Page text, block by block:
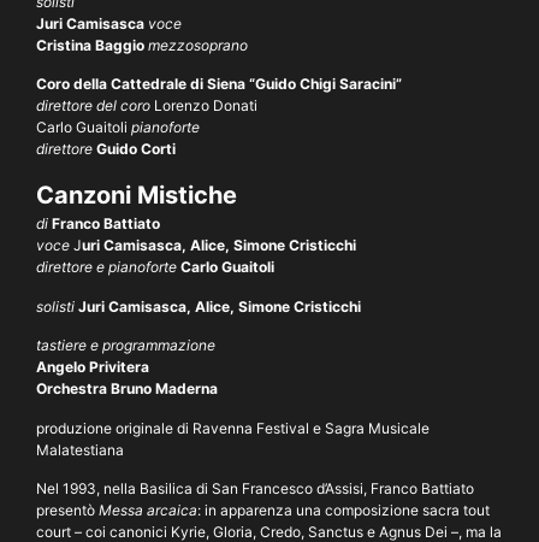
Juri Camisasca voce
Cristina Baggio mezzosoprano
Coro della Cattedrale di Siena “Guido Chigi Saracini”
direttore del coro Lorenzo Donati
Carlo Guaitoli pianoforte
direttore Guido Corti
Canzoni Mistiche
di Franco Battiato
voce Juri Camisasca, Alice, Simone Cristicchi
direttore e pianoforte Carlo Guaitoli
solisti Juri Camisasca, Alice, Simone Cristicchi
tastiere e programmazione
Angelo Privitera
Orchestra Bruno Maderna
produzione originale di Ravenna Festival e Sagra Musicale
Malatestiana
Nel 1993, nella Basilica di San Francesco d’Assisi, Franco Battiato
presentò Messa arcaica: in apparenza una composizione sacra tout
court – coi canonici Kyrie, Gloria, Credo, Sanctus e Agnus Dei –, ma la